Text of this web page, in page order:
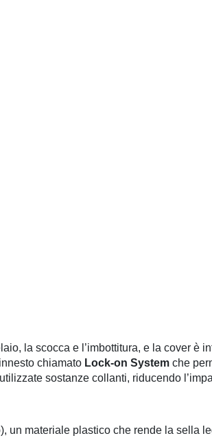
la scocca e l’imbottitura, e la cover è
chiamato Lock-on System che
sostanze collanti, riducendo
un materiale plastico che rende la sella